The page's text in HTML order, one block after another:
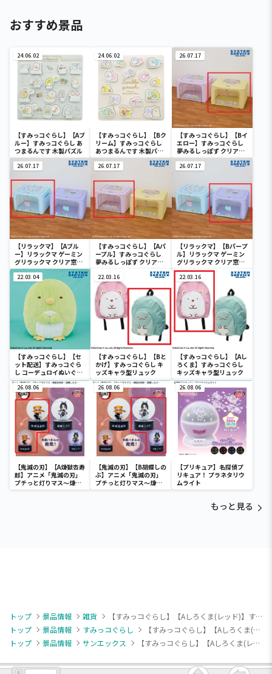
おすすめ景品
24.06.02
【すみっコぐらし】【Aブ
ルー】すみっコぐらし あ
つまるんです 木製パズル
24.06.02
【すみっコぐらし】【Bク
リーム】すみっコぐらし
あつまるんです 木製パズ
ル
26.07.17
【すみっコぐらし】【Bイ
エロー】すみっコぐらし
夢みるしっぽず クリア窓
付き収納ボックス
26.07.17
【リラックマ】【Aブル
ー】リラックマ ゲーミン
グリラックマ クリア窓付
き収納ボックス
26.07.17
【すみっコぐらし】【Aパ
ープル】すみっコぐらし
夢みるしっぽず クリア窓
26.07.17
【リラックマ】【Bパープ
ル】リラックマ ゲーミン
グリラックマ クリア窓付
き収納ボックス
22.03.04
【すみっコぐらし】【セ
ット配送】すみっコぐら
し コーデュロイぬいぐる
みXL プレミアム ぺんぎ
ん？
22.03.16
【すみっコぐらし】【Bと
かげ】すみっコぐらし キ
ッズキャラ型リュック
22.03.16
【すみっコぐらし】【Aし
ろくま】すみっコぐらし
キッズキャラ型リュック
26.08.06
【鬼滅の刃】【A煉獄杏寿
郎】アニメ「鬼滅の刃」
プチっと灯りマス～煉獄
杏寿郎・胡蝶しのぶ～
26.08.06
【鬼滅の刃】【B胡蝶しの
ぶ】アニメ「鬼滅の刃」
プチっと灯りマス～煉獄
杏寿郎・胡蝶しのぶ～
26.08.06
【プリキュア】名探偵プ
リキュア！ プラネタリウ
ムライト
もっと見る
トップ 景品情報 雑貨
【すみっコぐらし】【Aしろくま(レッド)】すみっコぐらし うさぎのふしぎなおまじない はがせるマニキュア
トップ
景品情報 すみっコぐらし
【すみっコぐらし】【Aしろくま(レッド)】すみっコぐらし うさぎのふしぎなおまじない はがせるマニキュア
トップ
景品情報 サンエックス 【すみっコぐらし】【Aしろくま(レッド)】すみっコぐらし うさぎのふしぎなおまじない はがせるマニキュア